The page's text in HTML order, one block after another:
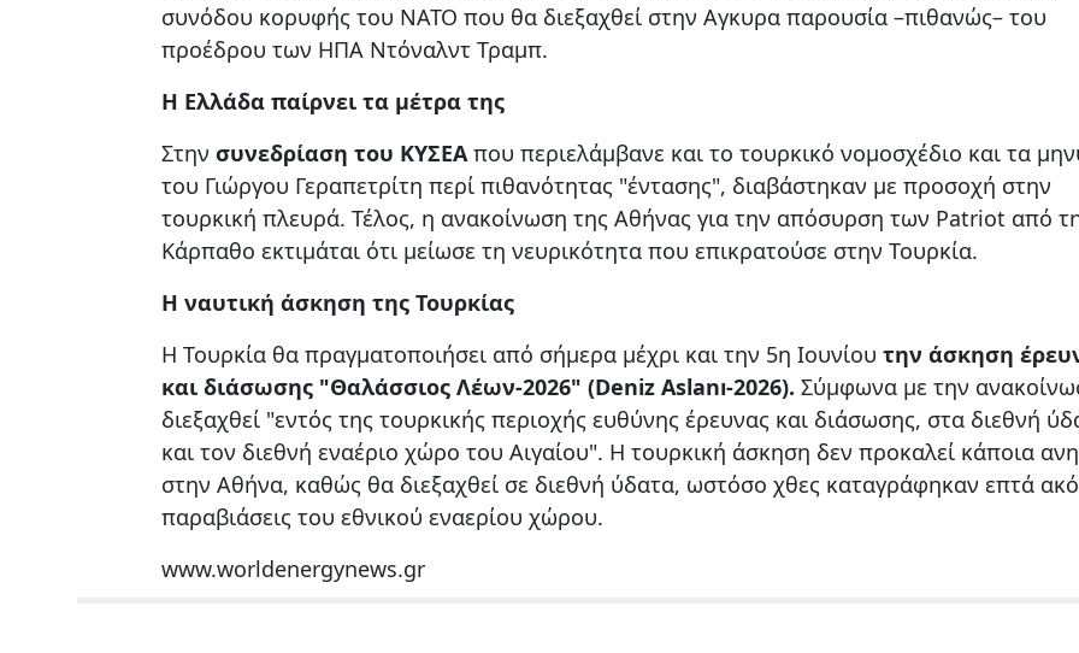
συνόδου κορυφής του ΝΑΤΟ που θα διεξαχθεί στην Αγκυρα παρουσία –πιθανώς– του
προέδρου των ΗΠΑ Ντόναλντ Τραμπ.
Η Ελλάδα παίρνει τα μέτρα της
Στην συνεδρίαση του ΚΥΣΕΑπου περιελάμβανε και το τουρκικό νομοσχέδιο και τα
του Γιώργου Γεραπετρίτη περί πιθανότητας "έντασης", διαβάστηκαν με προσοχή στην
τουρκική πλευρά. Τέλος, η ανακοίνωση της Αθήνας για την απόσυρση των Patriot από
Κάρπαθο εκτιμάται ότι μείωσε τη νευρικότητα που επικρατούσε στην Τουρκία.
Η ναυτική άσκηση της Τουρκίας
Η Τουρκία θα πραγματοποιήσει από σήμερα μέχρι και την 5η Ιουνίου την άσκηση
και διάσωσης "Θαλάσσιος Λέων-2026" (Deniz Aslanı-2026). Σύμφωνα με την
διεξαχθεί "εντός της τουρκικής περιοχής ευθύνης έρευνας και διάσωσης, στα διεθνή
και τον διεθνή εναέριο χώρο του Αιγαίου". Η τουρκική άσκηση δεν προκαλεί κάποια
στην Αθήνα, καθώς θα διεξαχθεί σε διεθνή ύδατα, ωστόσο χθες καταγράφηκαν επτά
παραβιάσεις του εθνικού εναερίου χώρου.
www.worldenergynews.gr